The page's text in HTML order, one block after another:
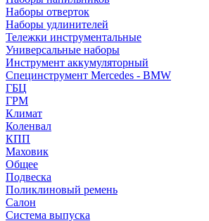
Наборы отверток
Наборы удлинителей
Тележки инструментальные
Универсальные наборы
Инструмент аккумуляторный
Специнструмент Mercedes - BMW
ГБЦ
ГРМ
Климат
Коленвал
КПП
Маховик
Общее
Подвеска
Поликлиновый ремень
Салон
Система выпуска